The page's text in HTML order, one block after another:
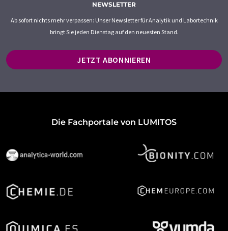
NEWSLETTER
Ab sofort nichts mehr verpassen: Unser Newsletter für Analytik und Labortechnik
bringt Sie jeden Dienstag auf den neuesten Stand.
JETZT ABONNIEREN
Die Fachportale von LUMITOS